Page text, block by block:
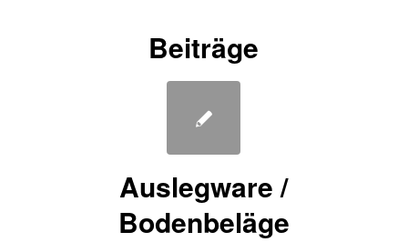
Beiträge
Auslegware /
Bodenbeläge